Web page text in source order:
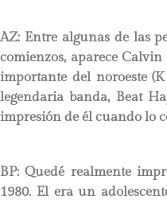
AZ: Entre algunas de las
comienzos, aparece
importante del noroeste
legendaria banda, Beat
impresión de él cuando lo
BP: Quedé realmente
1980. El era un